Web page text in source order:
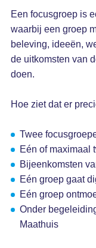
Een focusgroep is
waarbij een groep
beleving, ideeën,
de uitkomsten van
doen.
Hoe ziet dat er
Twee
Eén of maximaal
Bijeenkomsten
Eén groep gaat
Eén groep
Onder
Maathuis